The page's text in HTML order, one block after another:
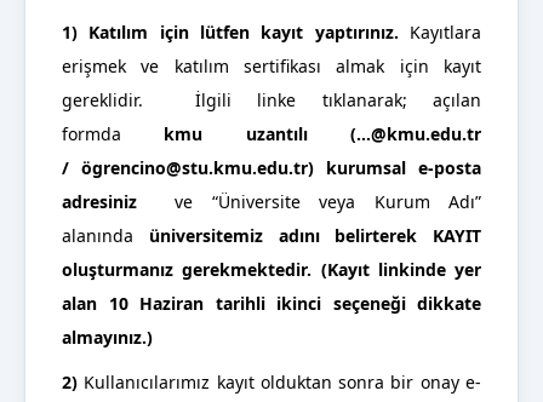
1) Katılım için lütfen kayıt yaptırınız. Kayıtlara
erişmek ve katılım sertifikası almak için kayıt
gereklidir.
İlgili linke tıklanarak; açılan
formda kmu uzantılı (…@kmu.edu.tr
/ ögrencino@stu.kmu.edu.tr) kurumsal e-posta
adresiniz ve “Üniversite veya Kurum Adı”
alanında üniversitemiz adını belirterek KAYIT
oluşturmanız gerekmektedir. (Kayıt linkinde yer
alan 10 Haziran tarihli ikinci seçeneği dikkate
almayınız.)
2) Kullanıcılarımız kayıt olduktan sonra bir onay e-